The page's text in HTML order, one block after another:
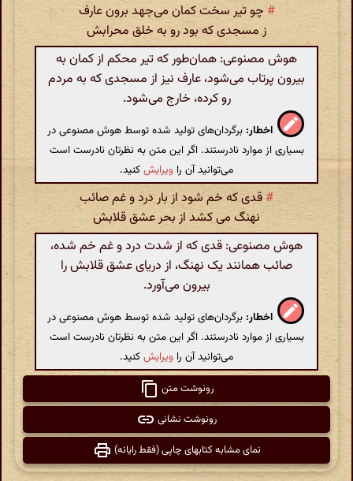
# چو تیر سخت کمان می‌جهد برون عارف
ز مسجدی که بود رو به خلق محرابش
هوش مصنوعی: همان‌طور که تیر محکم از کمان به
بیرون پرتاب می‌شود، عارف نیز از مسجدی که به مردم
رو کرده، خارج می‌شود.
اخطار: برگردان‌های تولید شده توسط هوش مصنوعی در
بسیاری از موارد نادرستند. اگر این متن به نظرتان نادرست است
می‌توانید آن را ویرایشکنید.
# قدی که خم شود از بار درد و غم صائب
نهنگ می کشد از بحر عشق قلابش
هوش مصنوعی: قدی که از شدت درد و غم خم شده،
صائب همانند یک نهنگ، از دریای عشق قلابش را
بیرون می‌آورد.
اخطار: برگردان‌های تولید شده توسط هوش مصنوعی در
بسیاری از موارد نادرستند. اگر این متن به نظرتان نادرست است
می‌توانید آن را ویرایشکنید.
رونوشت متن
رونوشت نشانی
نمای مشابه کتابهای چاپی (فقط رایانه)